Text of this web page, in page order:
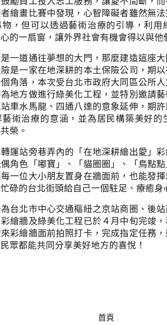
繪畫比賽中發現，心智障礙者雖然無
物，但可以透過藝術治療的引導，利用
的一扇窗，讓外界社會有機會得以與他
一道通往夢想的大門，那麼建造這座
是一家在地深耕的本土保險公司，期
角落，本次受台北市政府大同區公所
地方做進行綠美化工程，並特別邀請
車水馬龍、四通八達的意象延伸，期
術治療的意涵，並為居民構築美好的
榮。
運站旁巷弄內的「在地深耕繪出愛」
角色「嘟寶」、「貓圈圈」、「鳥點
一位大小朋友置身在牆面前，也能發
碌的台北街頭給自己一個駐足、療癒身
台北市中心交通樞紐之京站商圈、後
繪牆及綠美化工程已於４月中旬完竣
彩繪牆面前拍照打卡，完成指定任務
眾都能共同分享美好地方的喜悅！
首頁